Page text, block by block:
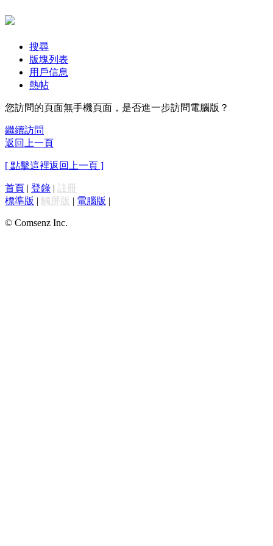
搜尋
版塊列表
用戶信息
熱帖
您訪問的頁面無手機頁面，是否進一步訪問電腦版？
繼續訪問
返回上一頁
[ 點擊這裡返回上一頁 ]
首頁 | 登錄 | 註冊
標準版 | 觸屏版 | 電腦版 |
© Comsenz Inc.